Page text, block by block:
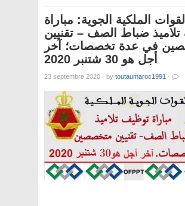
القوات الملكية الجوية: مباراة
ضباط الصف – تقنيين
في عدة تخصصات؛ آخر
أجل هو 30 شتنبر 2020
23 septembre 2020 · by toutaumaroc1991 ·